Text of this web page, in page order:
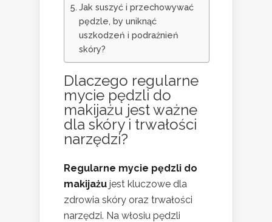
Jak suszyć i przechowywać
pędzle, by uniknąć
uszkodzeń i podrażnień
skóry?
Dlaczego regularne
mycie pędzli do
makijażu jest ważne
dla skóry i trwałości
narzędzi?
Regularne mycie pędzli do
makijażu jest kluczowe dla
zdrowia skóry oraz trwałości
narzędzi. Na włosiu pędzli